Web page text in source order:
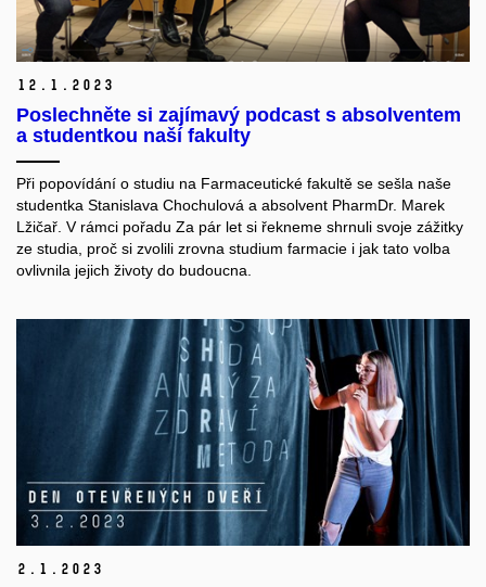
12. 1. 2023
Poslechněte si zajímavý podcast s absolventem
a studentkou naší fakulty
Při popovídání o studiu na Farmaceutické fakultě se sešla naše
studentka Stanislava Chochulová a absolvent PharmDr. Marek
Lžičař. V rámci pořadu Za pár let si řekneme shrnuli svoje zážitky
ze studia, proč si zvolili zrovna studium farmacie i jak tato volba
ovlivnila jejich životy do budoucna.
2. 1. 2023